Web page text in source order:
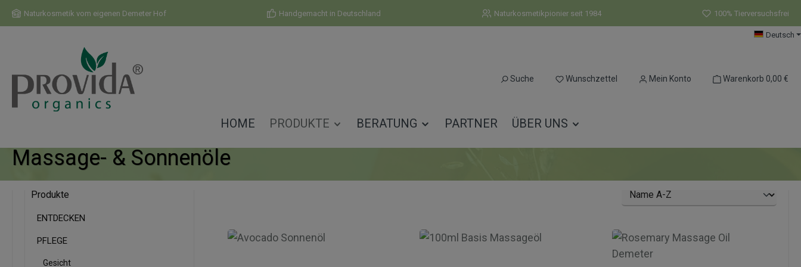
Hauptinhalt springen
Zur Suche springen
Zur Hauptnavigation springen
Naturkosmetik vom eigenen Demeter Hof Handgemacht in Deutschland Naturkosmetikpionier seit 1984 100% Tierversuchsfrei
Deutsch
Suche Wunschzettel Du hast 0 Produkte auf dem Merkzettel
Mein Konto Warenkorb 0,00 €
HOME PRODUKTE BERATUNG PARTNER ÜBER UNS
Massage- & Sonnenöle
Produkte
ENTDECKEN
PFLEGE
Gesicht